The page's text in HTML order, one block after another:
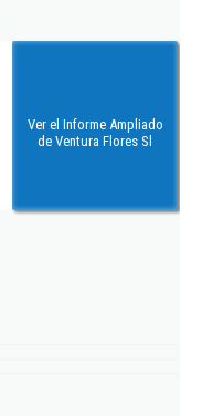
Ver el Informe Ampliado
de Ventura Flores Sl